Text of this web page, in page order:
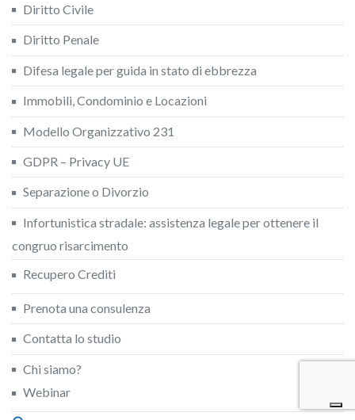
Diritto Civile
Diritto Penale
Difesa legale per guida in stato di ebbrezza
Immobili, Condominio e Locazioni
Modello Organizzativo 231
GDPR – Privacy UE
Separazione o Divorzio
Infortunistica stradale: assistenza legale per ottenere il
congruo risarcimento
Recupero Crediti
Prenota una consulenza
Contatta lo studio
Chi siamo?
Webinar